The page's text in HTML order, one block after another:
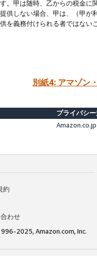
。甲は随時、乙からの税金
供しない場合、甲は、（甲
を義務付けられる者ではな
別紙4: アマゾン
プライバシ
約
わせ
2025, Amazon.com, Inc.